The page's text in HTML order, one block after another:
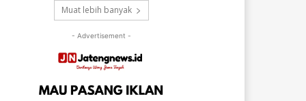
Muat lebih banyak
- Advertisement -